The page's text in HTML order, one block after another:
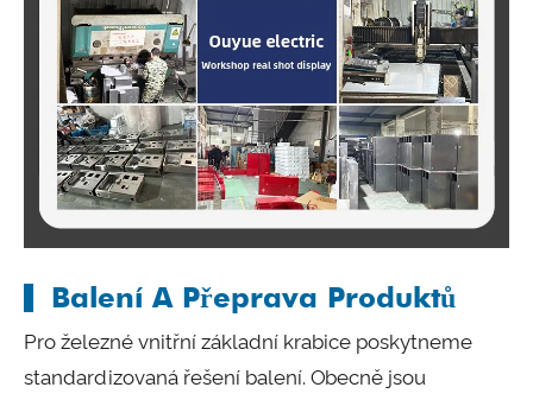
Balení A Přeprava Produktů
Pro železné vnitřní základní krabice poskytneme
standardizovaná řešení balení. Obecně jsou